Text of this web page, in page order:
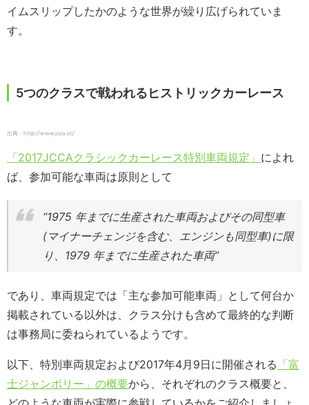
イムスリップしたかのような世界が繰り広げられていま
す。
5つのクラスで戦われるヒストリックカーレース
出典：http://www.jcca.cc/
「2017JCCAクラシックカーレース特別車両規定」 によれ
ば、参加可能な車両は原則として
“1975 年までに生産された車両およびその同型車
(マイナーチェンジを含む、エンジンも同型車)に限
り、1979 年までに生産された車両”
であり、車両規定では「主な参加可能車両」として何台か
掲載されている以外は、クラス分けも含めて最終的な判断
は事務局に委ねられているようです。
以下、特別車両規定および2017年4月9日に開催される 「富
士ジャンボリー」の概要から、それぞれのクラス概要と、